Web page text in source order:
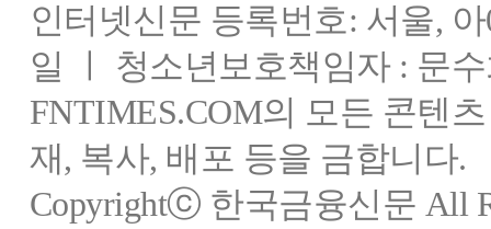
인터넷신문 등록번호: 서울,
일 ㅣ 청소년보호책임자 : 문
FNTIMES.COM의 모든 콘텐
재, 복사, 배포 등을 금합니다.
Copyrightⓒ 한국금융신문 All